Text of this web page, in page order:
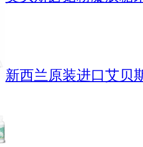
新西兰原装进口艾贝